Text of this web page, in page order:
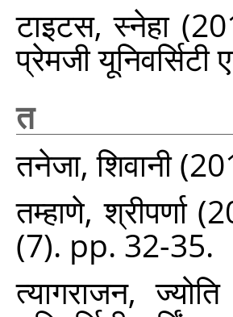
टाइटस, स्‍नेहा
प्रेमजी
त
तनेजा, शिवानी
तम्हाणे, श्रीपर्णा
(7). pp. 32-35.
त्यागराजन, ज्योति